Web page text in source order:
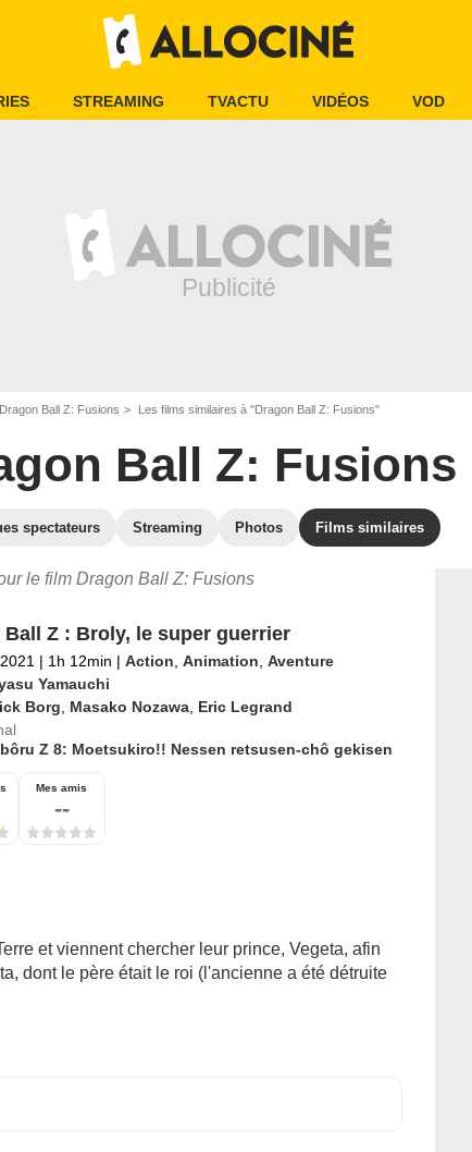
STREAMING TVACTU VIDÉOS VOD
Dragon Ball Z: Fusions Les films similaires à "Dragon Ball Z: Fusions"
Ball Z: Fusions
spectateurs Streaming Photos Films similaires
le film Dragon Ball Z: Fusions
Ball Z : Broly, le super guerrier
| 1h 12min | Action Animation Aventure
Yamauchi
Borg Masako Nozawa, Eric Legrand
Z 8: Moetsukiro!! Nessen retsusen-chô gekisen
Mes amis
--
et viennent chercher leur prince, Vegeta, afin
dont le père était le roi (l'ancienne a été détruite